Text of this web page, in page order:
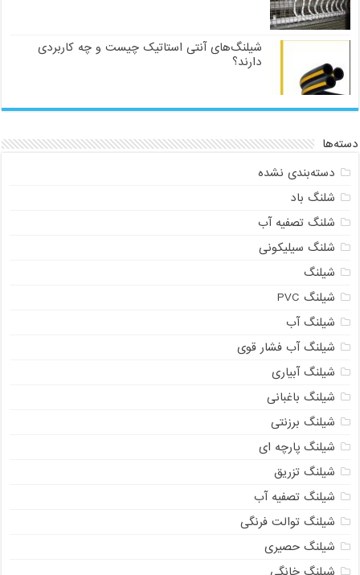
شیلنگ‌های آنتی استاتیک چیست و چه کاربردی
دارند؟
دسته‌ها
دسته‌بندی نشده
شلنگ باد
شلنگ تصفیه آب
شلنگ سیلیکونی
شیلنگ
شیلنگ PVC
شیلنگ آب
شیلنگ آب فشار قوی
شیلنگ آبیاری
شیلنگ باغبانی
شیلنگ برزنتی
شیلنگ پارچه ای
شیلنگ تزریق
شیلنگ تصفیه آب
شیلنگ توالت فرنگی
شیلنگ حصیری